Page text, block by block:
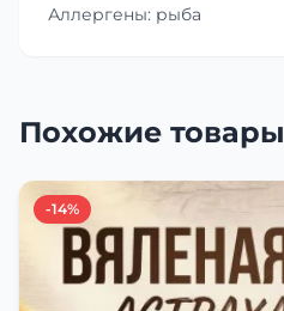
Аллергены: рыба
Похожие товары
-14%